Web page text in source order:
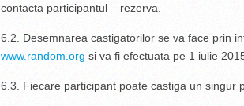
contacta participantul – rezerva.
6.2. Desemnarea castigatorilor se va face prin
www.random.org si va fi efectuata pe 1 iulie
6.3. Fiecare participant poate castiga un singur